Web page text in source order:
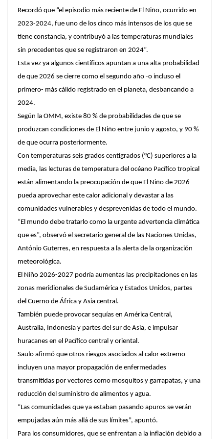
Recordó que “el episodio más reciente de El Niño, ocurrido en
2023-2024, fue uno de los cinco más intensos de los que se
tiene constancia, y contribuyó a las temperaturas mundiales
sin precedentes que se registraron en 2024”.
Esta vez ya algunos científicos apuntan a una alta probabilidad
de que 2026 se cierre como el segundo año -o incluso el
primero- más cálido registrado en el planeta, desbancando a
2024.
Según la OMM, existe 80 % de probabilidades de que se
produzcan condiciones de El Niño entre junio y agosto, y 90 %
de que ocurra posteriormente.
Con temperaturas seis grados centígrados (°C) superiores a la
media, las lecturas de temperatura del océano Pacífico tropical
están alimentando la preocupación de que El Niño de 2026
pueda aprovechar este calor adicional y devastar a las
comunidades vulnerables y desprevenidas de todo el mundo.
“El mundo debe tratarlo como la urgente advertencia climática
que es”, observó el secretario general de las Naciones Unidas,
António Guterres, en respuesta a la alerta de la organización
meteorológica.
El Niño 2026-2027 podría aumentas las precipitaciones en las
zonas meridionales de Sudamérica y Estados Unidos, partes
del Cuerno de África y Asia central.
También puede provocar sequías en América Central,
Australia, Indonesia y partes del sur de Asia, e impulsar
huracanes en el Pacífico central y oriental.
Saulo afirmó que otros riesgos asociados al calor extremo
incluyen una mayor propagación de enfermedades
transmitidas por vectores como mosquitos y garrapatas, y una
reducción del suministro de alimentos y agua.
“Las comunidades que ya estaban pasando apuros se verán
empujadas aún más allá de sus límites”, apuntó.
Para los consumidores, que se enfrentan a la inflación debido a